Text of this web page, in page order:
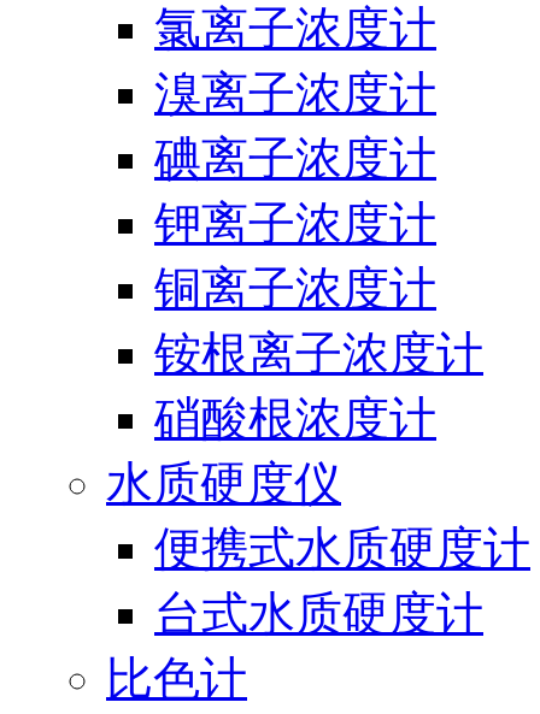
氯离子浓度计
溴离子浓度计
碘离子浓度计
钾离子浓度计
铜离子浓度计
铵根离子浓度计
硝酸根浓度计
水质硬度仪
便携式水质硬度计
台式水质硬度计
比色计